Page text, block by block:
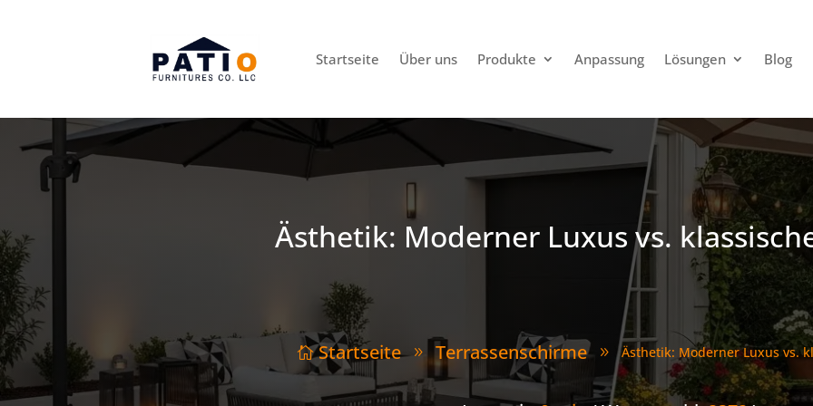
Startseite Über uns Produkte Anpassung Lösungen Blog
Ästhetik: Moderner Luxus vs.
 Startseite 9 Terrassenschirme 9 Ästhetik: Moderner Luxus vs.